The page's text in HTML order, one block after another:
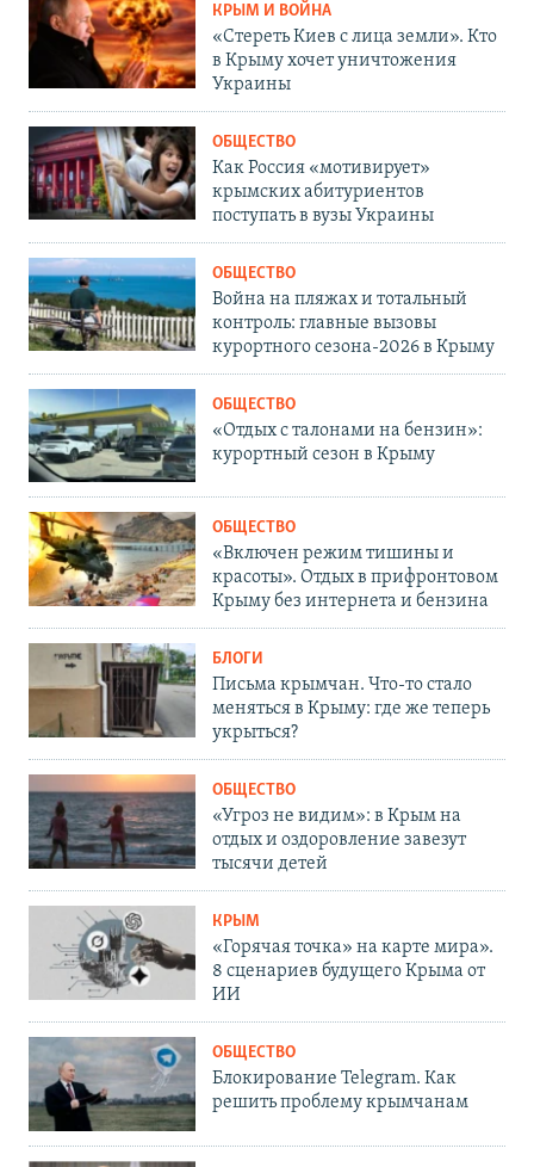
КРЫМ И ВОЙНА
«Стереть Киев с лица земли». Кто
в Крыму хочет уничтожения
Украины
ОБЩЕСТВО
Как Россия «мотивирует»
крымских абитуриентов
поступать в вузы Украины
ОБЩЕСТВО
Война на пляжах и тотальный
контроль: главные вызовы
курортного сезона-2026 в Крыму
ОБЩЕСТВО
«Отдых с талонами на бензин»:
курортный сезон в Крыму
ОБЩЕСТВО
«Включен режим тишины и
красоты». Отдых в прифронтовом
Крыму без интернета и бензина
БЛОГИ
Письма крымчан. Что-то стало
меняться в Крыму: где же теперь
укрыться?
ОБЩЕСТВО
«Угроз не видим»: в Крым на
отдых и оздоровление завезут
тысячи детей
КРЫМ
«Горячая точка» на карте мира».
8 сценариев будущего Крыма от
ИИ
ОБЩЕСТВО
Блокирование Telegram. Как
решить проблему крымчанам